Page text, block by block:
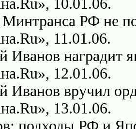
10.01.06.
Минтранса РФ не
11.01.06.
Иванов наградит
12.01.06.
Иванов вручил
13.01.06.